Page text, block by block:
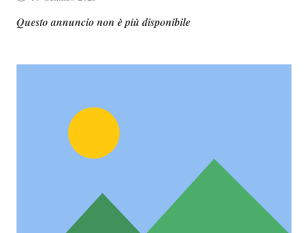
Questo annuncio non è più disponibile